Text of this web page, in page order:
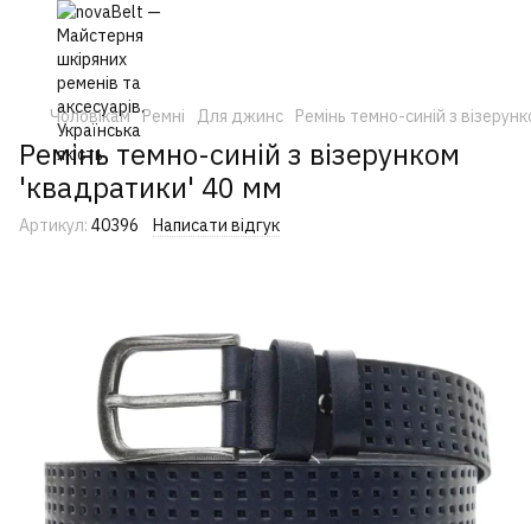
Чоловікам Ремні Для джинс Ремінь темно-синій з
Ремінь темно-синій з візерунком
'квадратики' 40 мм
Артикул: 40396 Написати відгук